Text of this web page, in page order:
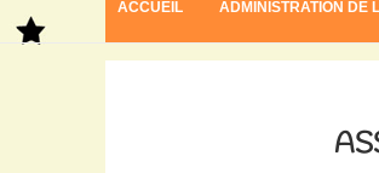
ACCUEIL ADMINISTRATION DE